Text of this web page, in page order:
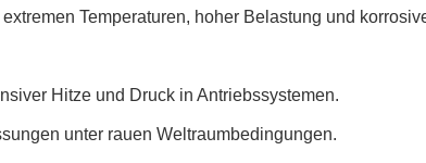
Temperaturen, hoher Belastung und
Hitze und Druck in Antriebssystemen.
unter rauen Weltraumbedingungen.